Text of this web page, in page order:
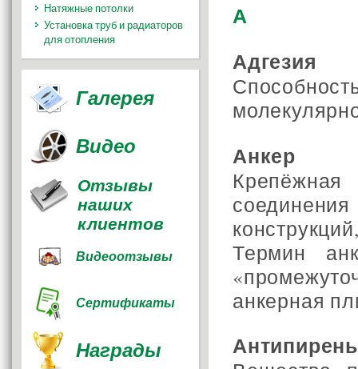
А
Адгезия
Анкер
Термин
анкерная
Натяжные потолки
Установка труб и радиаторов
для отопления
Галерея
Видео
Отзывы
наших
клиентов
Видеоотзывы
Сертификаты
Награды